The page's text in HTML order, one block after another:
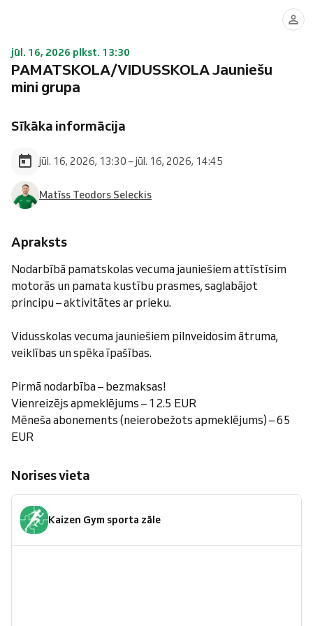
jūl. 16, 2026 plkst. 13:30
PAMATSKOLA/VIDUSSKOLA Jauniešu
mini grupa
Sīkāka informācija
jūl. 16, 2026, 13:30 – jūl. 16, 2026, 14:45
Matīss Teodors Seleckis
Apraksts
Nodarbībā pamatskolas vecuma jauniešiem attīstīsim
motorās un pamata kustību prasmes, saglabājot
principu – aktivitātes ar prieku.
Vidusskolas vecuma jauniešiem pilnveidosim ātruma,
veiklības un spēka īpašības.
Pirmā nodarbība – bezmaksas!
Vienreizējs apmeklējums – 12.5 EUR
Mēneša abonements (neierobežots apmeklējums) – 65
EUR
Norises vieta
Kaizen Gym sporta zāle